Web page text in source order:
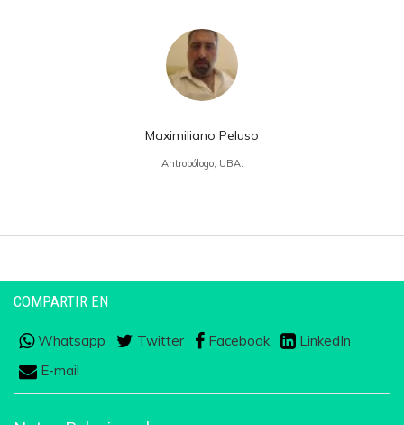
Maximiliano Peluso
Antropólogo, UBA.
COMPARTIR EN
Whatsapp Twitter Facebook
LinkedIn
E-mail